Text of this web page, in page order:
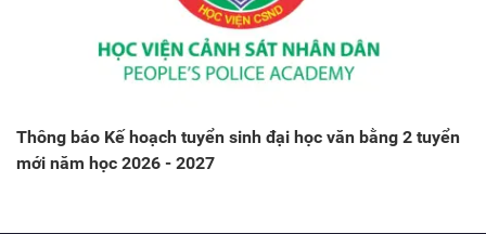
Thông báo Kế hoạch tuyển sinh đại học văn bằng 2 tuyển
mới năm học 2026 - 2027